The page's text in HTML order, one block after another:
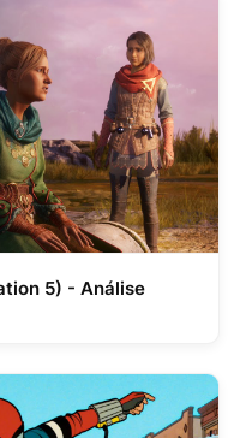
5) - Análise